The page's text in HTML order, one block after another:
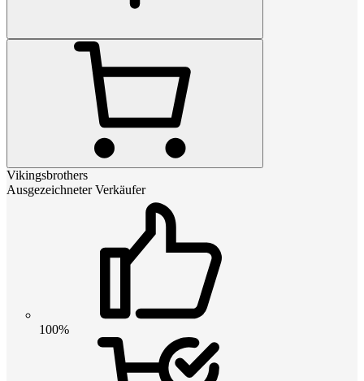
Vikingsbrothers
Ausgezeichneter Verkäufer
100%